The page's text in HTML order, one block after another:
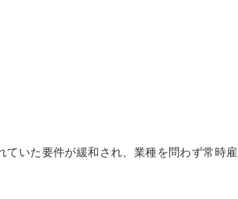
いた要件が緩和され、業種を問わず常時